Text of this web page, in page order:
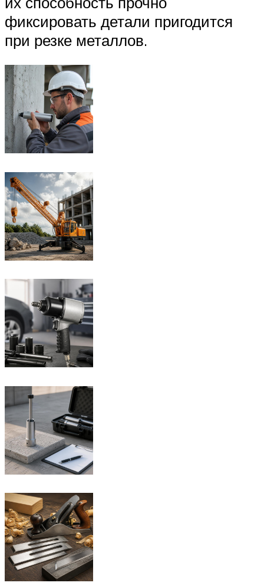
фиксировать детали пригодится
при резке металлов.